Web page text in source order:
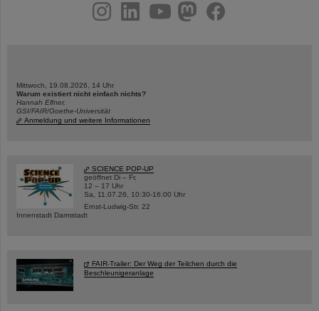
youtubehelmholtz.socialfacebook
Mittwoch, 19.08.2026, 14 Uhr
Warum existiert nicht einfach nichts?
Hannah Elfner,
GSI/FAIR/Goethe-Universität
Anmeldung und weitere Informationen
SCIENCE POP-UP
geöffnet Di – Fr,
12 – 17 Uhr
Sa, 11.07.26, 10:30-16:00 Uhr
Ernst-Ludwig-Str. 22
Innenstadt Darmstadt
FAIR-Trailer: Der Weg der Teilchen durch die
Beschleunigeranlage